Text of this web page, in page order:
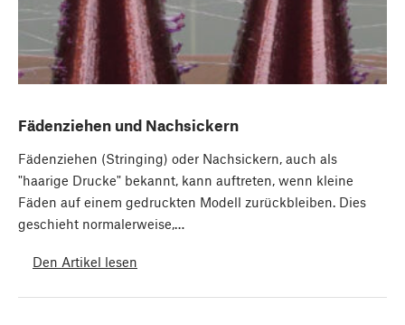
Fädenziehen und Nachsickern
Fädenziehen (Stringing) oder Nachsickern, auch als
"haarige Drucke" bekannt, kann auftreten, wenn kleine
Fäden auf einem gedruckten Modell zurückbleiben. Dies
geschieht normalerweise,…
Den Artikel lesen